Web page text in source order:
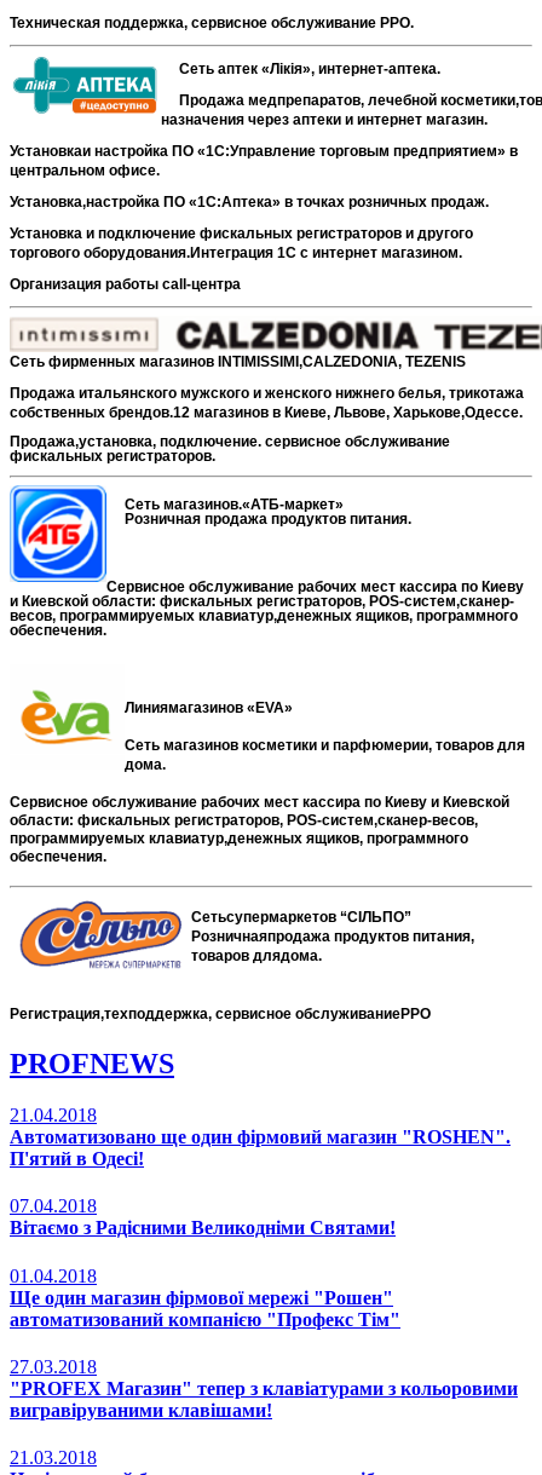
Техническая поддержка, сервисное обслуживание РРО.
Сеть аптек «Лікія», интернет-аптека.
Продажа медпрепаратов, лечебной
назначения через аптеки и интернет магазин.
Установкаи настройка ПО «1С:Управление торговым предприятием» в
центральном офисе.
Установка,настройка ПО «1С:Аптека» в точках розничных продаж.
Установка и подключение фискальных регистраторов и другого
торгового оборудования.Интеграция 1С с интернет магазином.
Организация работы сall-центра
Сеть фирменных магазинов INTIMISSIMI,CALZEDONIA, TEZENIS
Продажа итальянского мужского и женского нижнего белья, трикотажа
собственных брендов.12 магазинов в Киеве, Львове, Харькове,Одессе.
Продажа,установка, подключение. сервисное обслуживание
фискальных регистраторов.
Сеть магазинов.«АТБ-маркет»
Розничная продажа продуктов питания.
Сервисное обслуживание рабочих мест кассира по Киеву
и Киевской области: фискальных регистраторов, POS-систем,сканер-
весов, программируемых клавиатур,денежных ящиков, программного
обеспечения.
Линиямагазинов «EVA»
Сеть магазинов косметики и парфюмерии, товаров для
дома.
Сервисное обслуживание рабочих мест кассира по Киеву и Киевской
области: фискальных регистраторов, POS-систем,сканер-весов,
программируемых клавиатур,денежных ящиков, программного
обеспечения.
Сетьсупермаркетов “СІЛЬПО”
Розничнаяпродажа продуктов питания,
товаров длядома.
Регистрация,техподдержка, сервисное обслуживаниеРРО
PROFNEWS
21.04.2018
Автоматизовано ще один фірмовий магазин "ROSHEN".
П'ятий в Одесі!
07.04.2018
Вітаємо з Радісними Великодніми Святами!
01.04.2018
Ще один магазин фірмової мережі "Рошен"
автоматизований компанією "Профекс Тім"
27.03.2018
"PROFEX Магазин" тепер з клавіатурами з кольоровими
вигравіруваними клавішами!
21.03.2018